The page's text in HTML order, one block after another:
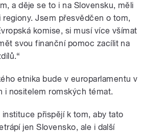
a děje se to i na Slovensku, měli
Jsem přesvědčen o tom,
komise, si musí více všímat
svou finanční pomoc zacílit na
etnika bude v europarlamentu v
i nositelem romských témat.
instituce přispějí k tom, aby tato
jen Slovensko, ale i další